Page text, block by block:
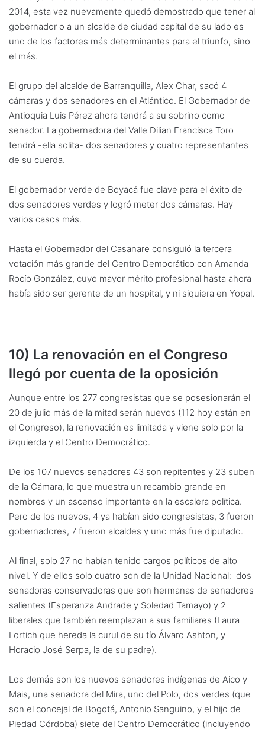
2014, esta vez nuevamente quedó demostrado que tener al
gobernador o a un alcalde de ciudad capital de su lado es
uno de los factores más determinantes para el triunfo, sino
el más.
El grupo del alcalde de Barranquilla, Alex Char, sacó 4
cámaras y dos senadores en el Atlántico. El Gobernador de
Antioquia Luis Pérez ahora tendrá a su sobrino como
senador. La gobernadora del Valle Dilian Francisca Toro
tendrá -ella solita- dos senadores y cuatro representantes
de su cuerda.
El gobernador verde de Boyacá fue clave para el éxito de
dos senadores verdes y logró meter dos cámaras. Hay
varios casos más.
Hasta el Gobernador del Casanare consiguió la tercera
votación más grande del Centro Democrático con Amanda
Rocío González, cuyo mayor mérito profesional hasta ahora
había sido ser gerente de un hospital, y ni siquiera en Yopal.
10) La renovación en el Congreso
llegó por cuenta de la oposición
Aunque entre los 277 congresistas que se posesionarán el
20 de julio más de la mitad serán nuevos (112 hoy están en
el Congreso), la renovación es limitada y viene solo por la
izquierda y el Centro Democrático.
De los 107 nuevos senadores 43 son repitentes y 23 suben
de la Cámara, lo que muestra un recambio grande en
nombres y un ascenso importante en la escalera política.
Pero de los nuevos, 4 ya habían sido congresistas, 3 fueron
gobernadores, 7 fueron alcaldes y uno más fue diputado.
Al final, solo 27 no habían tenido cargos políticos de alto
nivel. Y de ellos solo cuatro son de la Unidad Nacional: dos
senadoras conservadoras que son hermanas de senadores
salientes (Esperanza Andrade y Soledad Tamayo) y 2
liberales que también reemplazan a sus familiares (Laura
Fortich que hereda la curul de su tío Álvaro Ashton, y
Horacio José Serpa, la de su padre).
Los demás son los nuevos senadores indígenas de Aico y
Mais, una senadora del Mira, uno del Polo, dos verdes (que
son el concejal de Bogotá, Antonio Sanguino, y el hijo de
Piedad Córdoba) siete del Centro Democrático (incluyendo